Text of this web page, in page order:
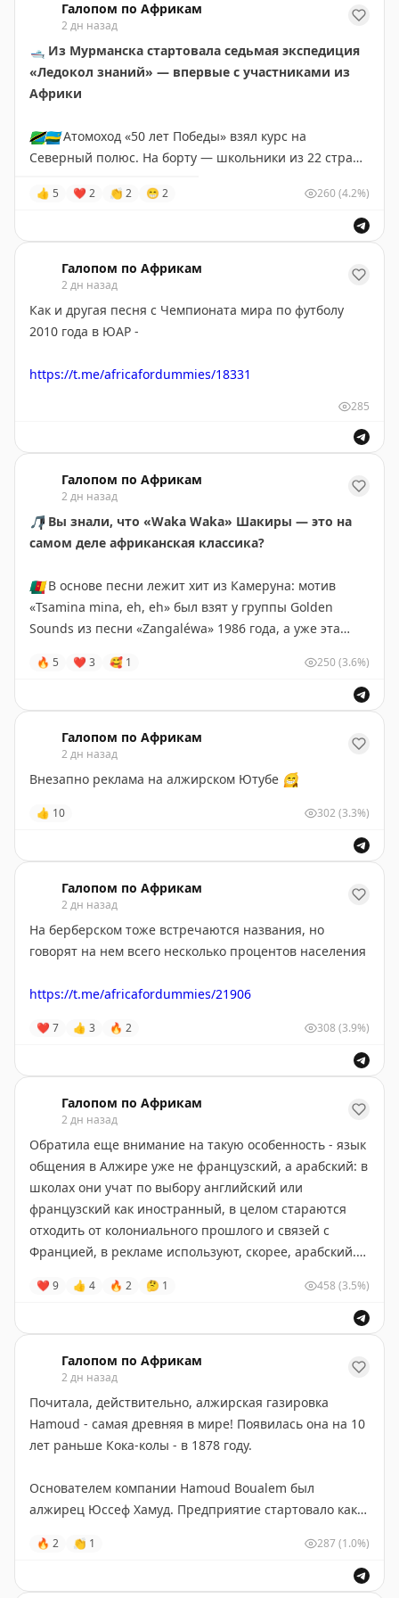
пути. Среди самых известных работ художника —
«Бурлаки на Волге», «Запорожцы пишут письмо
турецкому султану», «Иван Грозный и сын его Иван»,
«Не ждали», «Крестный ход в Курской губернии».
Telegram|ВК|Max
Галопом по Африкам
2 дн назад
🛥 Из Мурманска стартовала седьмая экспедиция
«Ледокол знаний» — впервые с участниками из
Африки
🇹🇿🇷🇼Атомоход «50 лет Победы» взял курс на
Северный полюс. На борту — школьники из 22 стран,
Руанды, которые увидят Арктику.
🥼За время рейса участники запустят стратосферную
платформу для мониторинга и проведут самый
северный интернациональный хоровод. Конкурс в
этом году был рекордным — 73 тысячи заявок на 22
места.
😅🤣😂🙂🙃
мы тоже есть) —
для всех, кто хотел познакомиться со сложным миром
Чёрного континента, но не знал, с чего начать
👍 5 ❤ 2 👏 2 😁 2 260(4.2%)
Галопом по Африкам
2 дн назад
Как и другая песня с Чемпионата мира по футболу
2010 года в ЮАР -
https://t.me/africafordummies/18331
285
Галопом по Африкам
2 дн назад
🎵 Вы знали, что «Waka Waka» Шакиры — это на
самом деле африканская классика?
🇨🇲В основе песни лежит хит из Камеруна: мотив
«Tsamina mina, eh, eh» был взят у группы Golden
Sounds из песни «Zangaléwa» 1986 года, а уже эта
камерунских солдат.
Весь мир узнал о песне на Чемпионате Мира 2010
года в ЮАР, и благодаря группе «Freshlyground» в
футбольный гимн был добавлен тот самый настоящий
африканский колорит, который навсегда стал
Пушкин в Африке»(вМаксе
мы тоже есть) —
для всех, кто хотел познакомиться со сложным миром
Чёрного континента, но не знал, с чего начать.
🔥 5 ❤ 3 🥰 1 250(3.6%)
Галопом по Африкам
2 дн назад
Внезапно реклама на алжирском Ютубе 😁
👍 10 302 (3.3%)
Галопом по Африкам
2 дн назад
На берберском тоже встречаются названия, но
говорят на нем всего несколько процентов населения
https://t.me/africafordummies/21906
❤ 7 👍 3 🔥 2 308 (3.9%)
Галопом по Африкам
2 дн назад
Обратила еще внимание на такую особенность - язык
общения в Алжире уже не французский, а арабский: в
школах они учат по выбору английский или
французский как иностранный, в целом стараются
отходить от колониального прошлого и связей с
Францией, в рекламе используют, скорее, арабский.
и молодёжь уже плохо понимает французский.
Руанды, которая практически вытеснила французский
из официальной коммуникации.
При этом пресса практически вся франкоязычная!
Только пара газет на арабском.
колониальную прессу Алжира, объясняет это так:
года, бывшие колониальные медиа стали
арабском особо много не создали. На берберском
❤ 9 👍 4 🔥 2 🤔 1 458 (3.5%)
Галопом по Африкам
2 дн назад
Почитала, действительно, алжирская газировка
Hamoud - самая древняя в мире! Появилась она на 10
лет раньше Кока-колы - в 1878 году.
Основателем компании Hamoud Boualem был
алжирец Юссеф Хамуд. Предприятие стартовало как
Белькур. В 1889 году газировка даже получила 20
Золотых медалей на Всемирной Парижской выставке,
🔥 2 👏 1 287(1.0%)